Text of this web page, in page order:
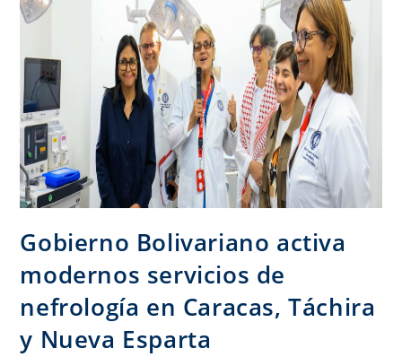
Gobierno Bolivariano activa
modernos servicios de
nefrología en Caracas, Táchira
y Nueva Esparta